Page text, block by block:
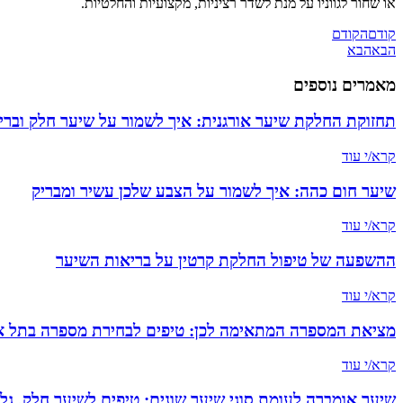
קודםהקודם
הבאהבא
מאמרים נוספים
תחזוקת החלקת שיער אורגנית: איך לשמור על שיער חלק
קרא/י עוד
שיער חום כהה: איך לשמור על הצבע שלכן עשיר ומבריק
קרא/י עוד
ההשפעה של טיפול החלקת קרטין על בריאות השיער
קרא/י עוד
מציאת המספרה המתאימה לכן: טיפים לבחירת מספרה בתל
קרא/י עוד